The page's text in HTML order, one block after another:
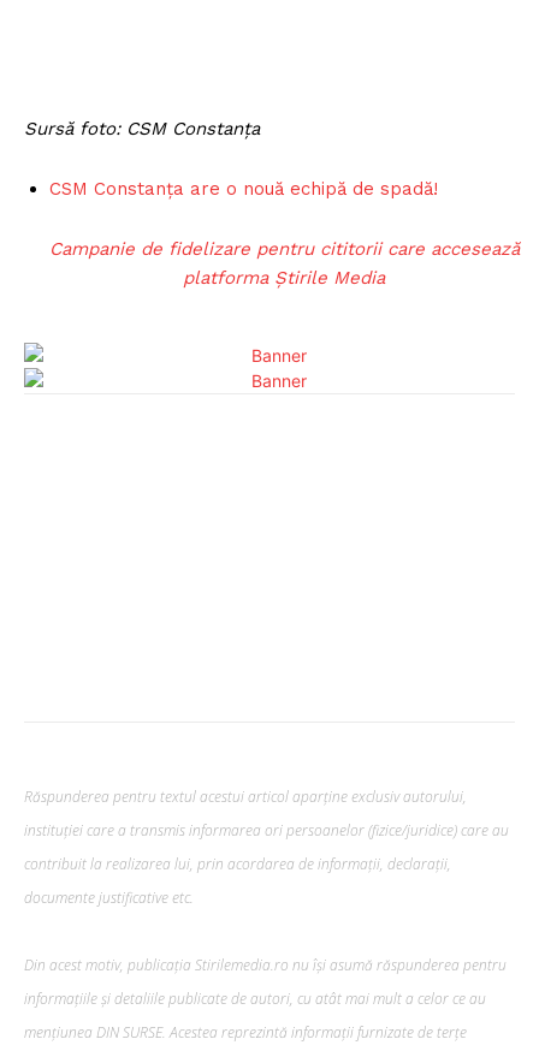
Sursă foto: CSM Constanța
CSM Constanța are o nouă echipă de spadă!
Campanie de fidelizare pentru cititorii care accesează
platforma Știrile Media
Răspunderea pentru textul acestui articol aparține exclusiv autorului,
instituției care a transmis informarea ori persoanelor (fizice/juridice) care au
contribuit la realizarea lui, prin acordarea de informații, declarații,
documente justificative etc.
Din acest motiv, publicația Stirilemedia.ro nu își asumă răspunderea pentru
informațiile și detaliile publicate de autori, cu atât mai mult a celor ce au
mențiunea DIN SURSE. Acestea reprezintă informații furnizate de terțe